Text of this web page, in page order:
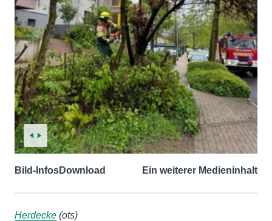
Bild-InfosDownload Ein weiterer Medieninhalt
Herdecke (ots)